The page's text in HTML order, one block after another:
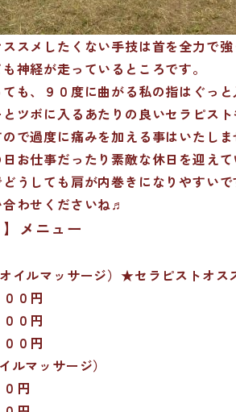
スメしたくない手技は首を全力で
神経が走っているところです。
も、９０度に曲がる私の指はぐっと
ツボに入るあたりの良いセラピス
で過度に痛みを加える事はいたし
お仕事だったり素敵な休日を迎え
うしても肩が内巻きになりやすい
わせくださいね♬
メニュー
イルマッサージ）★セラピストオス
０円
０円
０円
ルマッサージ）
円